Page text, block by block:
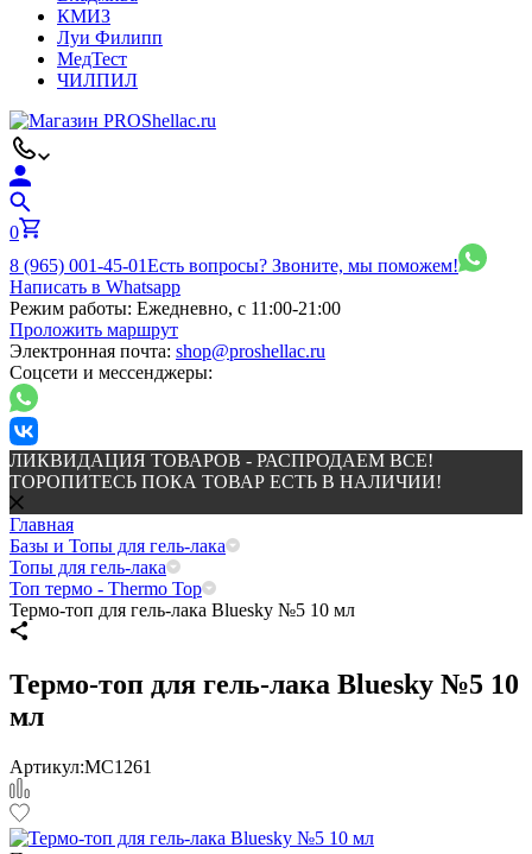
КМИЗ
Луи Филипп
МедТест
ЧИЛПИЛ
0
8 (965) 001-45-01Есть вопросы? Звоните, мы поможем!
Написать в Whatsapp
Режим работы: Ежедневно, с 11:00-21:00
Проложить маршрут
Электронная почта: shop@proshellac.ru
Соцсети и мессенджеры:
ЛИКВИДАЦИЯ ТОВАРОВ - РАСПРОДАЕМ ВСЕ!
ТОРОПИТЕСЬ ПОКА ТОВАР ЕСТЬ В НАЛИЧИИ!
Главная
Базы и Топы для гель-лака
Топы для гель-лака
Топ термо - Thermo Top
Термо-топ для гель-лака Bluesky №5 10 мл
Термо-топ для гель-лака Bluesky №5 10
мл
Артикул:МС1261